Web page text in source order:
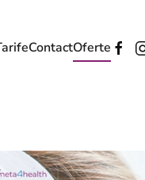
ContactOferte